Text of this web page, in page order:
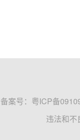
备案号： 粤ICP备
违法和